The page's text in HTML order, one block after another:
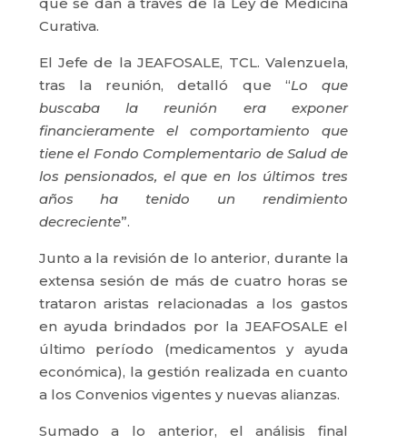
Curativa.
El Jefe de la JEAFOSALE, TCL. Valenzuela,
tras la reunión, detalló que “Lo que
buscaba la reunión era exponer
financieramente el comportamiento que
tiene el Fondo Complementario de Salud de
los pensionados, el que en los últimos tres
años ha tenido un rendimiento
decreciente”.
Junto a la revisión de lo anterior, durante la
extensa sesión de más de cuatro horas se
trataron aristas relacionadas a los gastos
en ayuda brindados por la JEAFOSALE el
último período (medicamentos y ayuda
económica), la gestión realizada en cuanto
a los Convenios vigentes y nuevas alianzas.
Sumado a lo anterior, el análisis final